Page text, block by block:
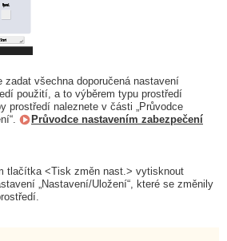
zadat všechna doporučená nastavení
použití, a to výběrem typu prostředí
prostředí naleznete v části „Průvodce
Průvodce nastavením zabezpečení
tlačítka <Tisk změn nast.> vytisknout
„Nastavení/Uložení“, které se změnily